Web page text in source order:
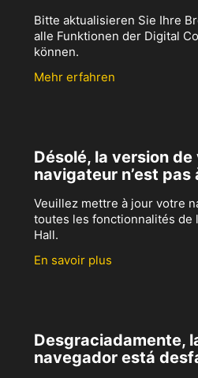
Bitte aktualisieren Sie Ihre
alle Funktionen der Digital
können.
Mehr erfahren
Désolé, la version
navigateur n’est pas
Veuillez mettre à jour votre
toutes les fonctionnalités de
Hall.
En savoir plus
Desgraciadamente,
navegador está